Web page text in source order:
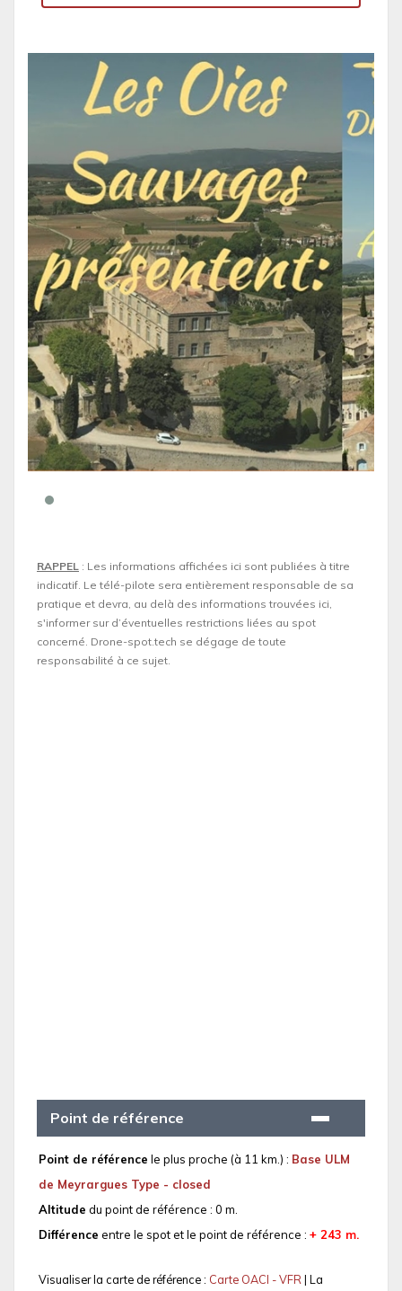
RAPPEL : Les informations affichées ici sont publiées à titre
indicatif. Le télé-pilote sera entièrement responsable de sa
pratique et devra, au delà des informations trouvées ici,
s'informer sur d’éventuelles restrictions liées au spot
concerné. Drone-spot.tech se dégage de toute
responsabilité à ce sujet.
Point de référence
Point de référence le plus proche (à 11 km.) : Base ULM
de Meyrargues Type - closed
Altitude du point de référence : 0 m.
Différence entre le spot et le point de référence : + 243 m.
Visualiser la carte de référence : Carte OACI - VFR| La